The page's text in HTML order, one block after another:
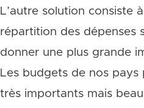
L’autre solution consiste
répartition des dépenses
donner une plus grande
Les budgets de nos pays
très importants mais